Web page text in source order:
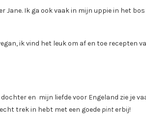
Jane. Ik ga ook vaak in mijn uppie in het
ik vind het leuk om af en toe recepten
en mijn liefde voor Engeland zie je
echt trek in hebt met een goede pinterbij!